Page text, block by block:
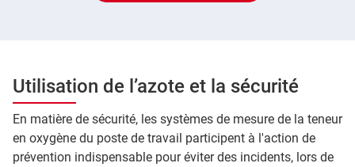
Utilisation de l’azote et la sécurité
En matière de sécurité, les systèmes de mesure de la teneur
en oxygène du poste de travail participent à l'action de
prévention indispensable pour éviter des incidents, lors de